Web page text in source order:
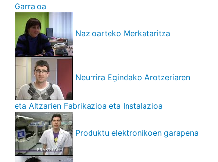
Garraioa
Nazioarteko Merkataritza
Neurrira Egindako Arotzeriaren
eta Altzarien Fabrikazioa eta Instalazioa
Produktu elektronikoen garapena